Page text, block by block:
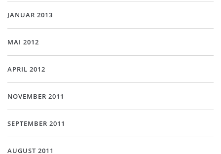
JANUAR 2013
MAI 2012
APRIL 2012
NOVEMBER 2011
SEPTEMBER 2011
AUGUST 2011